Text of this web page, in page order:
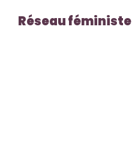
Réseau féministe